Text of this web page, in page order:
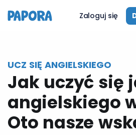
Zaloguj się
UCZ SIĘ ANGIELSKIEGO
Jak uczyć się
angielskiego
Oto nasze